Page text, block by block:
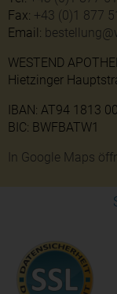
Fax: +43 (0)1 877
Email:
WESTEND
Hietzinger
IBAN: AT94 1813
BIC: BWFBATW1
In Google Maps